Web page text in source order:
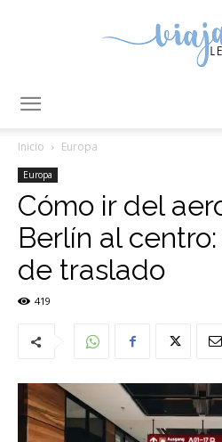
Inicio Europa
Europa
Cómo ir del
Berlín al
de traslado
419